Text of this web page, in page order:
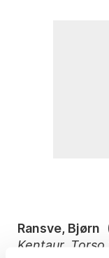
Ransve, Bjørn
Kentaur, Torso